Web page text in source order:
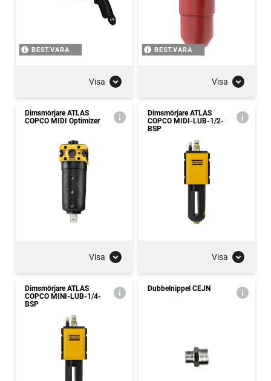
BEST.VARA
Visa
BEST.VARA
Visa
Dimsmörjare ATLAS
COPCO MIDI Optimizer
Visa
Dimsmörjare ATLAS
COPCO MIDI-LUB-1/2-
BSP
Visa
Dimsmörjare ATLAS
COPCO MINI-LUB-1/4-
BSP
Dubbelnippel CEJN